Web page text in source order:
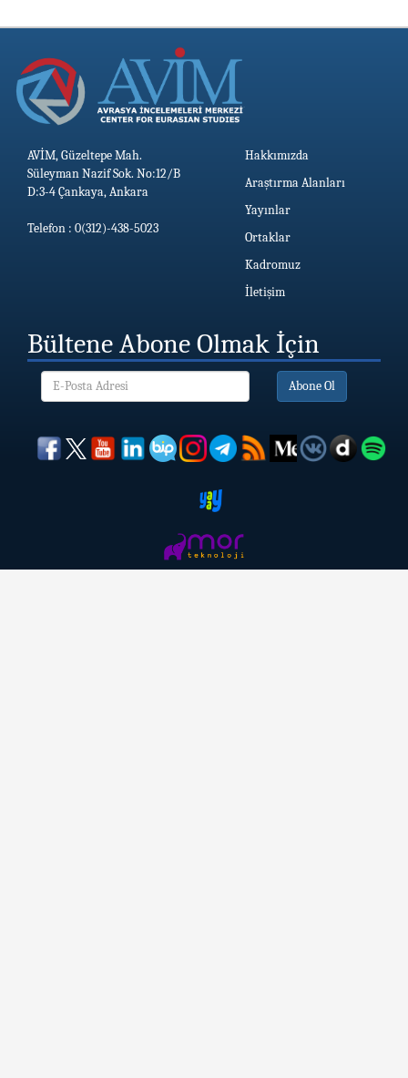
AVİM, Güzeltepe Mah.
Süleyman Nazif Sok. No:12/B
D:3-4 Çankaya, Ankara
Telefon : 0(312)-438-5023
Hakkımızda
Araştırma Alanları
Yayınlar
Ortaklar
Kadromuz
İletişim
Bültene Abone Olmak İçin
Abone Ol